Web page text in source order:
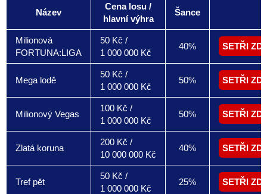
Název
Cena losu /
hlavní výhra
Šance
Milionová
FORTUNA:LIGA
50 Kč /
1 000 000 Kč
40% SETŘI
Mega lodě
50 Kč /
1 000 000 Kč
50% SETŘI
Milionový Vegas
100 Kč /
1 000 000 Kč
50% SETŘI
Zlatá koruna
200 Kč /
10 000 000 Kč
40% SETŘI
Tref pět
50 Kč /
1 000 000 Kč
25% SETŘI